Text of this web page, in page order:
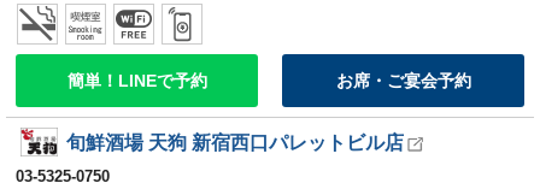
簡単！LINEで予約 お席・ご宴会予約
旬鮮酒場 天狗 新宿西口パレットビル店
03-5325-0750